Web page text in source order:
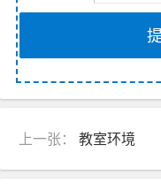
上一张： 教室环境